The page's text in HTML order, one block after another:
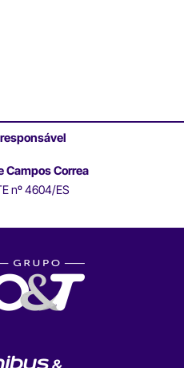
Campos Correa
nº 4604/ES